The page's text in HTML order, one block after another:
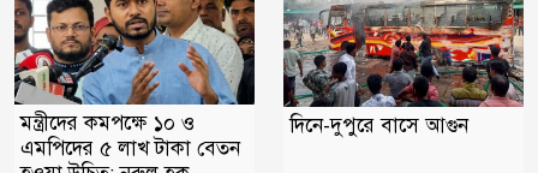
মন্ত্রীদের কমপক্ষে ১০ ও
এমপিদের ৫ লাখ টাকা বেতন
দিনে-দুপুরে বাসে আগুন